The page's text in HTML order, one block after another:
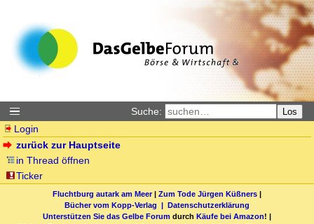
Suche: Los
Login
zurück zur Hauptseite
in Thread öffnen
Ticker
Fluchtburg autark am Meer| Zum Tode Jürgen Küßners |
Bücher vom Kopp-Verlag | Datenschutzerklärung
Unterstützen Sie das Gelbe Forum durch Käufe bei Amazon! |